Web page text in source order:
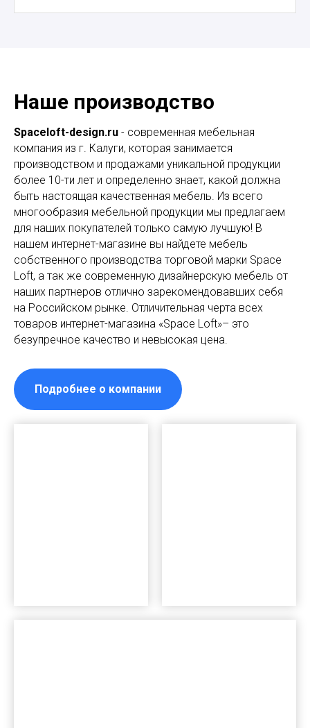
Наше производство
Spaceloft-design.ru - современная мебельная
компания из г. Калуги, которая занимается
производством и продажами уникальной продукции
более 10-ти лет и определенно знает, какой должна
быть настоящая качественная мебель. Из всего
многообразия мебельной продукции мы предлагаем
для наших покупателей только самую лучшую! В
нашем интернет-магазине вы найдете мебель
собственного производства торговой марки Space
Loft, а так же современную дизайнерскую мебель от
наших партнеров отлично зарекомендовавших себя
на Российском рынке. Отличительная черта всех
товаров интернет-магазина «Space Loft»– это
безупречное качество и невысокая цена.
Подробнее о компании